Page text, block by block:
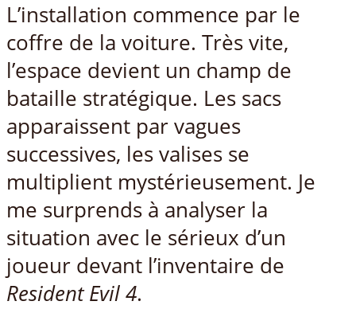
L’installation commence par le
coffre de la voiture. Très vite,
l’espace devient un champ de
bataille stratégique. Les sacs
apparaissent par vagues
successives, les valises se
multiplient mystérieusement. Je
me surprends à analyser la
situation avec le sérieux d’un
joueur devant l’inventaire de
Resident Evil 4.